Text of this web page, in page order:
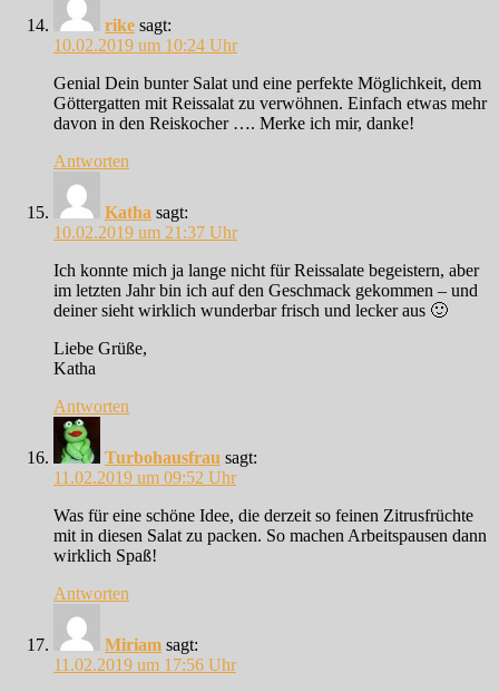
rike sagt:
10.02.2019 um 10:24 Uhr
Genial Dein bunter Salat und eine perfekte Möglichkeit, dem
Göttergatten mit Reissalat zu verwöhnen. Einfach etwas mehr
davon in den Reiskocher …. Merke ich mir, danke!
Antworten
Katha sagt:
10.02.2019 um 21:37 Uhr
Ich konnte mich ja lange nicht für Reissalate begeistern, aber
im letzten Jahr bin ich auf den Geschmack gekommen – und
deiner sieht wirklich wunderbar frisch und lecker aus 🙂
Liebe Grüße,
Katha
Antworten
Turbohausfrau sagt:
11.02.2019 um 09:52 Uhr
Was für eine schöne Idee, die derzeit so feinen Zitrusfrüchte
mit in diesen Salat zu packen. So machen Arbeitspausen dann
wirklich Spaß!
Antworten
Miriam sagt:
11.02.2019 um 17:56 Uhr